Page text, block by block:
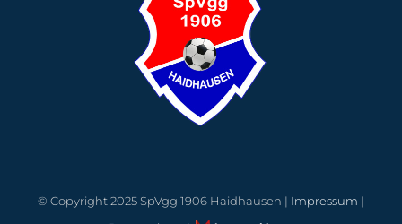
© Copyright 2025 SpVgg 1906 Haidhausen | Impressum |